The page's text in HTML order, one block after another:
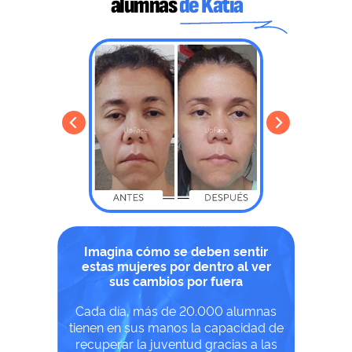
Imagina cómo se deben sentir
estas mujeres por dentro al ver
sus cambios por fuera
Cada día, más de 20.000 alumnas
tienen en sus manos la capacidad de
recuperar la juventud gracias a las